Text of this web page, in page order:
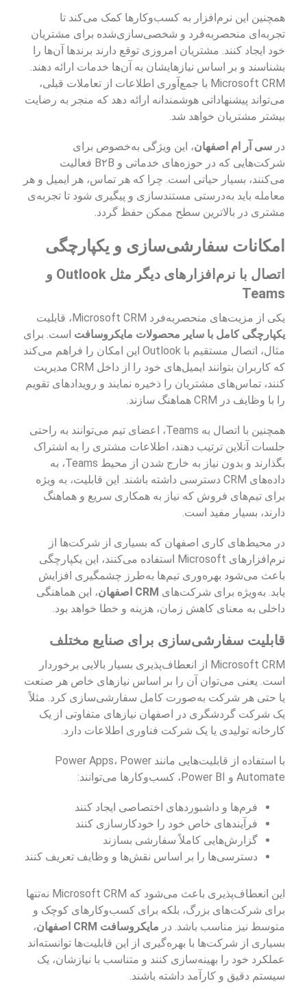
همچنین این نرم‌افزار به کسب‌وکارها کمک می‌کند تا
تجربه‌ای منحصربه‌فرد و شخصی‌سازی‌شده برای مشتریان
خود ایجاد کنند. مشتریان امروزی توقع دارند برندها آن‌ها را
بشناسند و بر اساس نیازهایشان به آن‌ها خدمات ارائه دهند.
Microsoft CRM با جمع‌آوری اطلاعات از تعاملات قبلی،
می‌تواند پیشنهاداتی هوشمندانه ارائه دهد که منجر به رضایت
بیشتر مشتریان خواهد شد.
درسی آر ام اصفهان، این ویژگی به‌خصوص برای
شرکت‌هایی که در حوزه‌های خدماتی و B۲B فعالیت
می‌کنند، بسیار حیاتی است. چرا که هر تماس، هر ایمیل و هر
معامله باید به‌درستی مستندسازی و پیگیری شود تا تجربه‌ی
مشتری در بالاترین سطح ممکن حفظ گردد.
امکانات سفارشی‌سازی و یکپارچگی
اتصال با نرم‌افزارهای دیگر مثل Outlook و
Teams
یکی از مزیت‌های منحصربه‌فرد Microsoft CRM، قابلیت
یکپارچگی کامل با سایر محصولات مایکروسافت است. برای
مثال، اتصال مستقیم با Outlook این امکان را فراهم می‌کند
که کاربران بتوانند ایمیل‌های خود را از داخل CRM مدیریت
کنند، تماس‌های مشتریان را ذخیره نمایند و رویدادهای تقویم
را با وظایف در CRM هماهنگ سازند.
همچنین با اتصال به Teams، اعضای تیم می‌توانند به راحتی
جلسات آنلاین ترتیب دهند، اطلاعات مشتری را به اشتراک
بگذارند و بدون نیاز به خارج شدن از محیط Teams، به
داده‌های CRM دسترسی داشته باشند. این قابلیت، به ویژه
برای تیم‌های فروش که نیاز به همکاری سریع و هماهنگ
دارند، بسیار مفید است.
در محیط‌های کاری اصفهان که بسیاری از شرکت‌ها از
نرم‌افزارهای Microsoft استفاده می‌کنند، این یکپارچگی
باعث می‌شود بهره‌وری تیم‌ها به‌طرز چشمگیری افزایش
یابد. به‌ویژه برای شرکت‌های CRM اصفهان
، این هماهنگی
داخلی به معنای کاهش زمان، هزینه و خطا خواهد بود.
قابلیت سفارشی‌سازی برای صنایع مختلف
Microsoft CRM از انعطاف‌پذیری بسیار بالایی برخوردار
است. یعنی می‌توان آن را بر اساس نیازهای خاص هر صنعت
یا حتی هر شرکت به‌صورت کامل سفارشی‌سازی کرد. مثلاً
یک شرکت گردشگری در اصفهان نیازهای متفاوتی از یک
کارخانه تولیدی یا یک شرکت فناوری اطلاعات دارد.
با استفاده از قابلیت‌هایی مانند Power Apps، Power
Automate و Power BI، کسب‌وکارها می‌توانند:
فرم‌ها و داشبوردهای اختصاصی ایجاد کنند
فرآیندهای خاص خود را خودکارسازی کنند
گزارش‌هایی کاملاً سفارشی بسازند
دسترسی‌ها را بر اساس نقش‌ها و وظایف تعریف کنند
این انعطاف‌پذیری باعث می‌شود که Microsoft CRM نه‌تنها
برای شرکت‌های بزرگ، بلکه برای کسب‌وکارهای کوچک و
متوسط نیز مناسب باشد. در مایکروسافت CRM اصفهان
،
بسیاری از شرکت‌ها با بهره‌گیری از این قابلیت‌ها توانسته‌اند
عملکرد خود را بهینه‌سازی کنند و متناسب با نیازشان، یک
سیستم دقیق و کارآمد داشته باشند.